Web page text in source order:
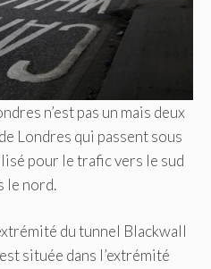
n’est pas un mais deux
Londres qui passent sous
pour le trafic vers le sud
le nord.
du tunnel Blackwall
située dans l’extrémité